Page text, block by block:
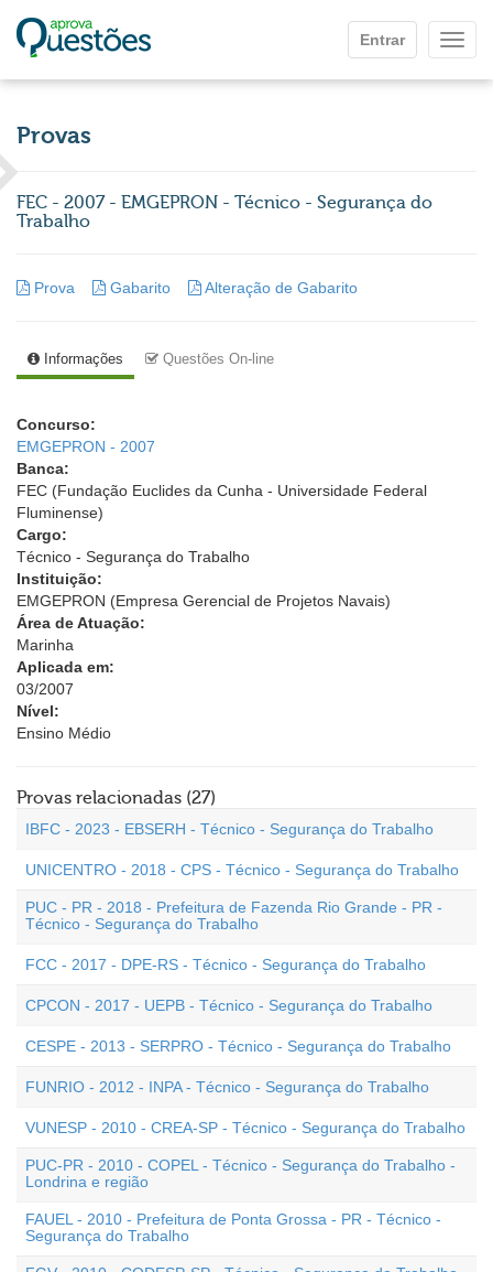
Entrar
Provas
FEC - 2007 - EMGEPRON - Técnico - Segurança do
Trabalho
Prova Gabarito Alteração de Gabarito
Informações Questões On-line
Concurso:
EMGEPRON - 2007
Banca:
FEC (Fundação Euclides da Cunha - Universidade Federal
Fluminense)
Cargo:
Técnico - Segurança do Trabalho
Instituição:
EMGEPRON (Empresa Gerencial de Projetos Navais)
Área de Atuação:
Marinha
Aplicada em:
03/2007
Nível:
Ensino Médio
Provas relacionadas (27)
IBFC - 2023 - EBSERH - Técnico - Segurança do Trabalho
UNICENTRO - 2018 - CPS - Técnico - Segurança do Trabalho
PUC - PR - 2018 - Prefeitura de Fazenda Rio Grande - PR -
Técnico - Segurança do Trabalho
FCC - 2017 - DPE-RS - Técnico - Segurança do Trabalho
CPCON - 2017 - UEPB - Técnico - Segurança do Trabalho
CESPE - 2013 - SERPRO - Técnico - Segurança do Trabalho
FUNRIO - 2012 - INPA - Técnico - Segurança do Trabalho
VUNESP - 2010 - CREA-SP - Técnico - Segurança do Trabalho
PUC-PR - 2010 - COPEL - Técnico - Segurança do Trabalho -
Londrina e região
FAUEL - 2010 - Prefeitura de Ponta Grossa - PR - Técnico -
Segurança do Trabalho